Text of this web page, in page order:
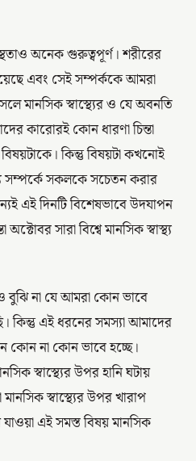
অনেক গুরুত্বপূর্ণ। শরীরের
এবং সেই সম্পর্ককে আমরা
মানসিক স্বাস্থ্যের ও যে অবনতি
কারোরই কোন ধারণা চিন্তা
কিন্তু বিষয়টা কখনোই
সম্পর্কে সকলকে সচেতন করার
এই দিনটি বিশেষভাবে উদযাপন
অক্টোবর সারা বিশ্বে মানসিক স্বাস্থ্য
না যে আমরা কোন ভাবে
কিন্তু এই ধরনের সমস্যা আমাদের
কোন না কোন ভাবে হচ্ছে।
স্বাস্থ্যের উপর হানি ঘটায়
স্বাস্থ্যের উপর খারাপ
এই সমস্ত বিষয় মানসিক